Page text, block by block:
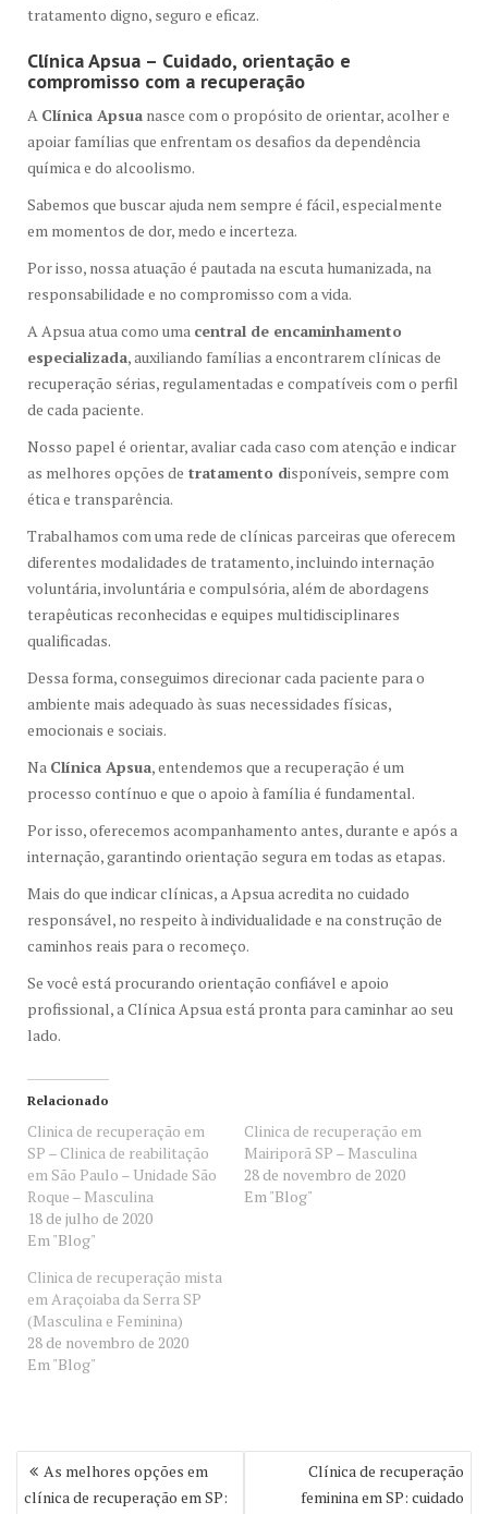
tratamento digno, seguro e eficaz.
Clínica Apsua – Cuidado, orientação e
compromisso com a recuperação
A Clínica Apsua nasce com o propósito de orientar, acolher e
apoiar famílias que enfrentam os desafios da dependência
química e do alcoolismo.
Sabemos que buscar ajuda nem sempre é fácil, especialmente
em momentos de dor, medo e incerteza.
Por isso, nossa atuação é pautada na escuta humanizada, na
responsabilidade e no compromisso com a vida.
A Apsua atua como uma central de encaminhamento
especializada, auxiliando famílias a encontrarem clínicas de
recuperação sérias, regulamentadas e compatíveis com o perfil
de cada paciente.
Nosso papel é orientar, avaliar cada caso com atenção e indicar
as melhores opções de tratamento disponíveis, sempre com
ética e transparência.
Trabalhamos com uma rede de clínicas parceiras que oferecem
diferentes modalidades de tratamento, incluindo internação
voluntária, involuntária e compulsória, além de abordagens
terapêuticas reconhecidas e equipes multidisciplinares
qualificadas.
Dessa forma, conseguimos direcionar cada paciente para o
ambiente mais adequado às suas necessidades físicas,
emocionais e sociais.
Na Clínica Apsua, entendemos que a recuperação é um
processo contínuo e que o apoio à família é fundamental.
Por isso, oferecemos acompanhamento antes, durante e após a
internação, garantindo orientação segura em todas as etapas.
Mais do que indicar clínicas, a Apsua acredita no cuidado
responsável, no respeito à individualidade e na construção de
caminhos reais para o recomeço.
Se você está procurando orientação confiável e apoio
profissional, a Clínica Apsua está pronta para caminhar ao seu
lado.
Relacionado
Clinica de recuperação em
SP – Clinica de reabilitação
em São Paulo – Unidade São
Roque – Masculina
18 de julho de 2020
Em "Blog"
Clinica de recuperação em
Mairiporã SP – Masculina
28 de novembro de 2020
Em "Blog"
Clinica de recuperação mista
em Araçoiaba da Serra SP
(Masculina e Feminina)
28 de novembro de 2020
Em "Blog"
Navegação
de
As melhores opções em
clínica de recuperação em SP:
Clínica de recuperação
feminina em SP: cuidado